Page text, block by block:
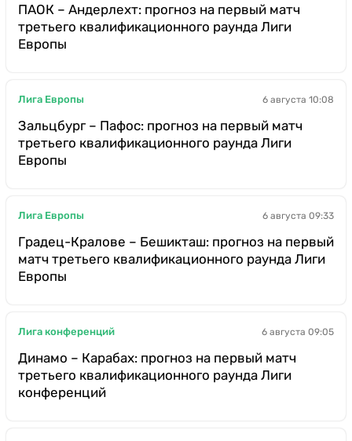
ПАОК – Андерлехт: прогноз на первый матч
третьего квалификационного раунда Лиги
Европы
Лига Европы 6 августа 10:08
Зальцбург – Пафос: прогноз на первый матч
третьего квалификационного раунда Лиги
Европы
Лига Европы 6 августа 09:33
Градец-Кралове – Бешикташ: прогноз на первый
матч третьего квалификационного раунда Лиги
Европы
Лига конференций 6 августа 09:05
Динамо – Карабах: прогноз на первый матч
третьего квалификационного раунда Лиги
конференций